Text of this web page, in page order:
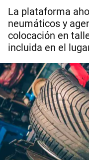
La plataforma
neumáticos y
colocación en
incluida en el